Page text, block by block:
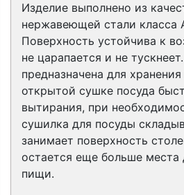
Изделие выполнено из
нержавеющей стали класса
Поверхность устойчива к
не царапается и не
предназначена для
открытой сушке посуда
вытирания, при
сушилка для посуды
занимает поверхность
остается еще больше места
пищи.